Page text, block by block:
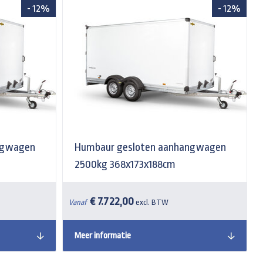
- 12% - 12%
Humbaur gesloten aanhangwagen
2500kg 368x173x188cm
Vanaf € 7.722,00 excl. BTW
Meer informatie